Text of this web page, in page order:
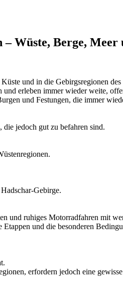
Wüste, Berge, Meer
und in die Gebirgsregionen des
erleben immer wieder weite,
und Festungen, die immer
die jedoch gut zu befahren sind.
Gebirge.
und ruhiges Motorradfahren mit
und die besonderen
erfordern jedoch eine